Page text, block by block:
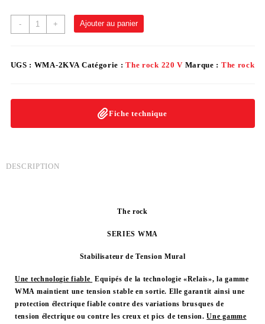
- + Ajouter au panier
UGS : WMA-2KVA Catégorie :The rock 220 V Marque : The rock
Fiche technique
DESCRIPTION
The rock
SERIES WMA
Stabilisateur de Tension Mural
Une technologie fiable Equipés de la technologie «Relais», la gamme
WMA maintient une tension stable en sortie. Elle garantit ainsi une
protection électrique fiable contre des variations brusques de
tension électrique ou contre les creux et pics de tension.Une gamme